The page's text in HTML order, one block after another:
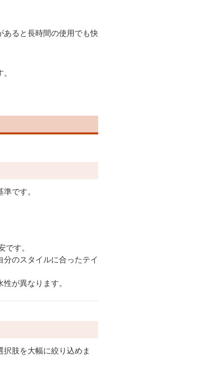
ると長時間の使用でも快
です。
す。
のスタイルに合ったテイ
が異なります。
肢を大幅に絞り込めま